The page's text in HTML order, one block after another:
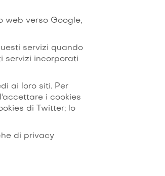
web verso Google,
servizi quando
servizi incorporati
ai loro siti. Per
i cookies
di Twitter; lo
di privacy